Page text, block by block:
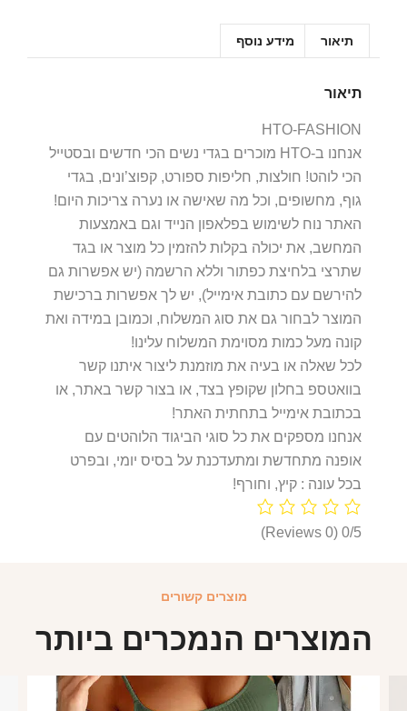
תיאור מידע נוסף
תיאור
HTO-FASHION
אנחנו ב-HTO מוכרים בגדי נשים הכי חדשים ובסטייל
הכי לוהט! חולצות, חליפות ספורט, קפוצ’ונים, בגדי
גוף, מחשופים, וכל מה שאישה או נערה צריכות היום!
האתר נוח לשימוש בפלאפון הנייד וגם באמצעות
המחשב, את יכולה בקלות להזמין כל מוצר או בגד
שתרצי בלחיצת כפתור וללא הרשמה (יש אפשרות גם
להירשם עם כתובת אימייל), יש לך אפשרות ברכישת
המוצר לבחור גם את סוג המשלוח, וכמובן במידה ואת
קונה מעל כמות מסוימת המשלוח עלינו!
לכל שאלה או בעיה את מוזמנת ליצור איתנו קשר
בוואטספ בחלון שקופץ בצד, או בצור קשר באתר, או
בכתובת אימייל בתחתית האתר!
אנחנו מספקים את כל סוגי הביגוד הלוהטים עם
אופנה מתחדשת ומתעדכנת על בסיס יומי, ובפרט
בכל עונה : קיץ, וחורף!
0/5
(0 Reviews)
מוצרים קשורים
המוצרים הנמכרים ביותר